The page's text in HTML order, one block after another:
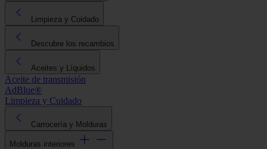
Limpieza y Cuidado
Descubre los recambios
Aceites y Líquidos
Aceite de transmisión
AdBlue®
Limpieza y Cuidado
Carrocería y Molduras
Molduras interiores